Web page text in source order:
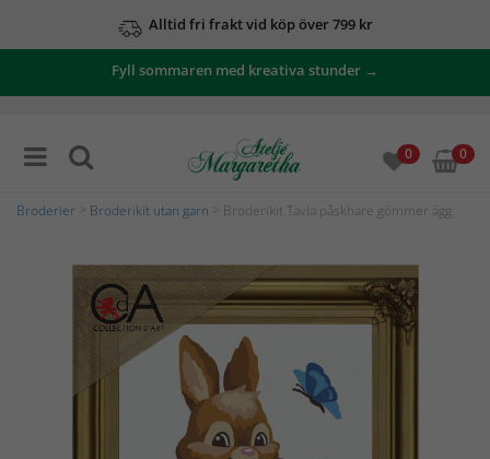
Alltid fri frakt vid köp över 799 kr
Fyll sommaren med kreativa stunder →
0 0
Broderier Broderikit utan garn > Broderikit Tavla påskhare gömmer ägg